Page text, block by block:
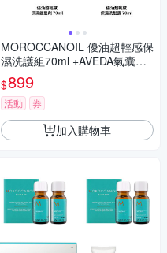
MOROCCANOIL 優油超輕感保
濕洗護組70ml +AVEDA氣囊按
摩梳
$899
活動 券
加入購物車